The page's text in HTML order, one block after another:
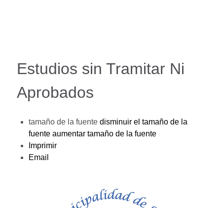
Estudios sin Tramitar Ni
Aprobados
tamaño de la fuente disminuir el tamaño de la
fuente aumentar tamaño de la fuente
Imprimir
Email